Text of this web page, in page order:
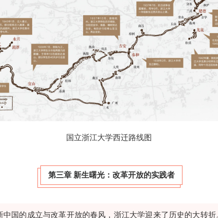
国立浙江大学西迁路线图
第三章 新生曙光：改革开放的实践者
中国的成立与改革开放的春风，浙江大学迎来了历史的大转折